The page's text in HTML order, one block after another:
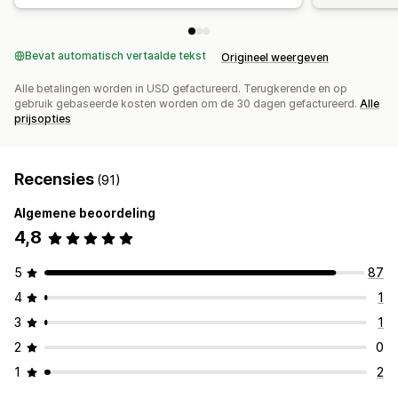
Bevat automatisch vertaalde tekst Origineel weergeven
Alle betalingen worden in USD gefactureerd. Terugkerende en op
gebruik gebaseerde kosten worden om de 30 dagen gefactureerd. Alle
prijsopties
Recensies (91)
Algemene beoordeling
4,8
5
87
4
1
3
1
2
0
1
2